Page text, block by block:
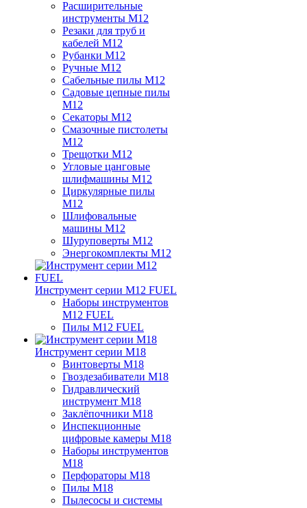
Расширительные
инструменты M12
Резаки для труб и
кабелей M12
Рубанки M12
Ручные M12
Сабельные пилы M12
Садовые цепные пилы
M12
Секаторы M12
Смазочные пистолеты
M12
Трещотки M12
Угловые цанговые
шлифмашины M12
Циркулярные пилы
M12
Шлифовальные
машины M12
Шуруповерты M12
Энергокомплекты M12
Инструмент серии M12 FUEL
Наборы инструментов
M12 FUEL
Пилы M12 FUEL
Инструмент серии M18
Винтоверты M18
Гвоздезабиватели M18
Гидравлический
инструмент M18
Заклёпочники M18
Инспекционные
цифровые камеры M18
Наборы инструментов
M18
Перфораторы M18
Пилы M18
Пылесосы и системы